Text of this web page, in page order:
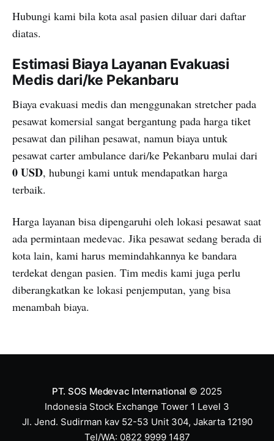
Hubungi kami bila kota asal pasien diluar dari daftar
diatas.
Estimasi Biaya Layanan Evakuasi
Medis dari/ke Pekanbaru
Biaya evakuasi medis dan menggunakan stretcher pada
pesawat komersial sangat bergantung pada harga tiket
pesawat dan pilihan pesawat, namun biaya untuk
pesawat carter ambulance dari/ke Pekanbaru mulai dari
0 USD, hubungi kami untuk mendapatkan harga
terbaik.
Harga layanan bisa dipengaruhi oleh lokasi pesawat saat
ada permintaan medevac. Jika pesawat sedang berada di
kota lain, kami harus memindahkannya ke bandara
terdekat dengan pasien. Tim medis kami juga perlu
diberangkatkan ke lokasi penjemputan, yang bisa
menambah biaya.
PT. SOS Medevac International © 2025
Indonesia Stock Exchange Tower 1 Level 3
Jl. Jend. Sudirman kav 52-53 Unit 304, Jakarta 12190
Tel/WA: 0822 9999 1487